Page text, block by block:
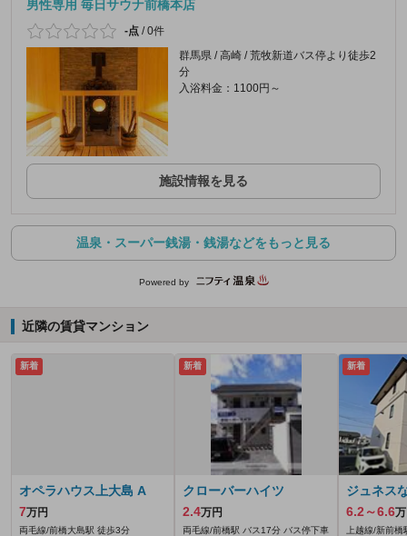
男性専用 毎日サウナ前橋本店
-点 /0件
群馬県 / 高崎 / 荒牧新道バス停より徒歩2
分
入浴料金：1100円～
施設情報を見る
温泉・スーパー銭湯・銭湯などをもっと見る
Powered by
近隣の賃貸マンション
新着
オペラハウス上大島 A
7万円
両毛線/前橋大島駅 徒歩3分
新着
クローバーハイツ
2.4万円
両毛線/前橋駅 バス17分 バス停下車
新着
ジュネス
6.2～6.6
上越線/新前